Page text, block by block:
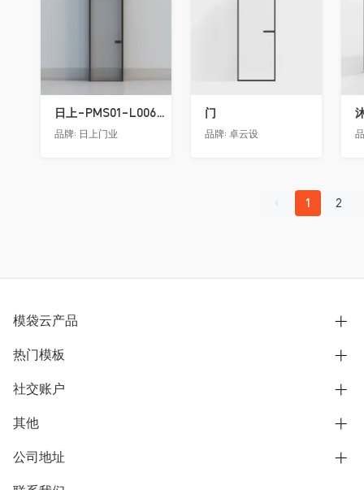
日上-PMS01-L006-金属窄边玻璃门
品牌: 日上门业
门
品牌: 卓云设
1 2
模袋云产品
别墅设计营销
模型协同展示分享
别墅社区
热门模板
欧式别墅
中式别墅
社交账户
B站
抖音
微信公众号
其他
用户服务协议
隐私政策
公司地址